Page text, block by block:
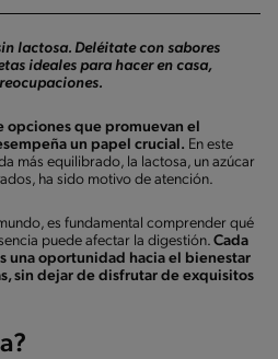
lactosa. Deléitate con sabores
ideales para hacer en casa,
opciones que promuevan el
un papel crucial. En este
más equilibrado, la lactosa, un azúcar
ha sido motivo de atención.
es fundamental comprender qué
puede afectar la digestión. Cada
una oportunidad hacia el bienestar
sin dejar de disfrutar de exquisitos